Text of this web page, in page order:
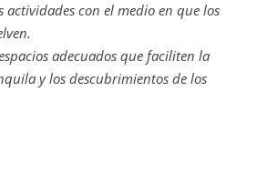
actividades con el medio en que los
adecuados que faciliten la
y los descubrimientos de los